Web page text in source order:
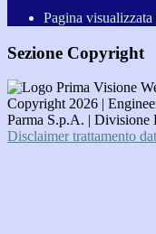
Pagina visualizzata
Sezione Copyright
Copyright 2026 |
Parma S.p.A. |
Disclaimer trattamento